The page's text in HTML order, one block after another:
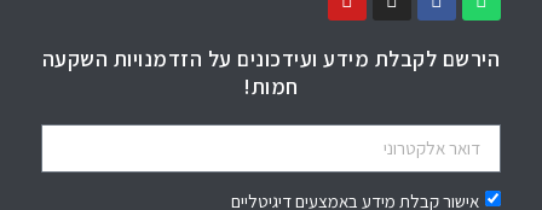
הירשם לקבלת מידע ועידכונים על הזדמנויות השקעה
חמות!
אישור קבלת מידע באמצעים דיגיטליים